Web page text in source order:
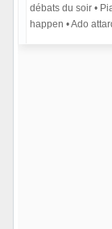
débats du soir •
happen • Ado